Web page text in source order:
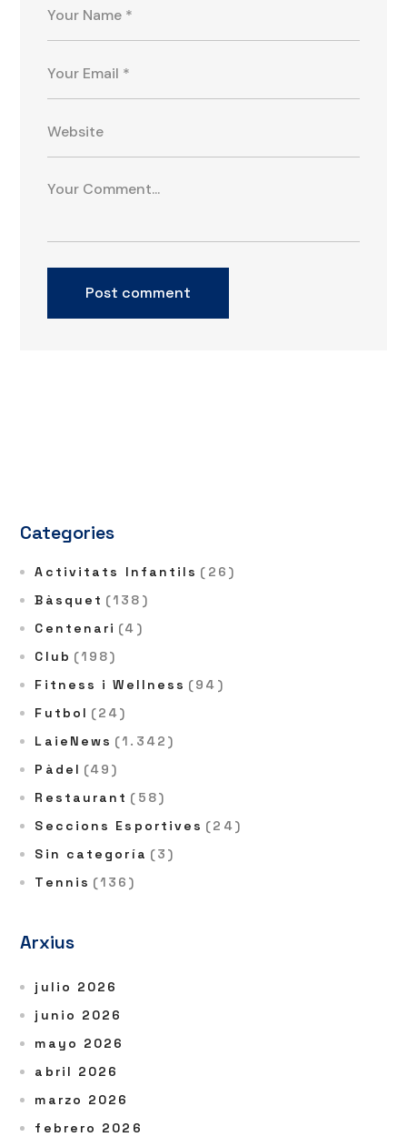
Categories
Activitats Infantils (26)
Bàsquet (138)
Centenari (4)
Club (198)
Fitness i Wellness (94)
Futbol (24)
LaieNews (1.342)
Pàdel (49)
Restaurant (58)
Seccions Esportives (24)
Sin categoría (3)
Tennis (136)
Arxius
julio 2026
junio 2026
mayo 2026
abril 2026
marzo 2026
febrero 2026